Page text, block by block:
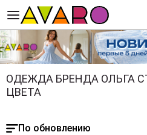
ОДЕЖДА БРЕНДА ОЛЬГА
ЦВЕТА
По обновлению